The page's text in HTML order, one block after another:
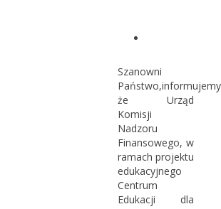
Szanowni
że Urząd
Komisji
Nadzoru
Finansowego, w
ramach projektu
edukacyjnego
Centrum
Edukacji dla